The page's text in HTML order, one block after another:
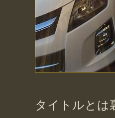
タイトルとは